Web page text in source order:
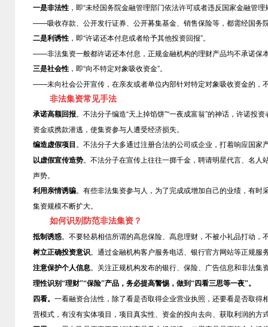
一是非法性 ，即“未经国务院金融管理部门依法许可或者违反国家金融管理
——吸收存款、公开发行证券、公开募集基金、销售保险等，都需经国务
二是利诱性 ，即“许诺还本付息或者给予其他投资回报”。
——非法集资一般都许诺还本付息，正规金融机构的理财产品均不承诺保
三是社会性 ，即“向不特定对象吸收资金”。
——未向社会公开宣传，在亲友或者单位内部针对特定对象吸收资金的，
非法集资常见手法
承诺高额回报。 不法分子编造“天上掉馅饼”“一夜成富翁”的神话，许诺投
资金或携款潜逃，使集资参与人遭受经济损失。
编造虚假项目 。不法分子大多通过注册合法的公司或企业，打着响应国
以虚假宣传造势。不法分子在宣传上往往一掷千金，聘请明星代言、名
声势。
利用亲情诱骗。有些非法集资参与人，为了完成或增加自己的业绩，有
集资规模不断扩大。
如何识别防范非法集资？
抵制诱惑。 不要轻易相信所谓的高息保险、高息理财，不被小礼品打动，
树立正确投资意识。通过金融机构客户服务电话、银行官方网站等正规
注意保护个人信息。关注正规机构发布的银行、保险、广告信息和非法
理性识别“理财”“保险”产品，务必提高警惕，做到“四看三思等一夜”。
四看。 一看融资合法性，除了看是否取得企业营业执照，还要看是否取
营模式，有没有实体项目，项目真实性、资金的投向去向、获取利润的